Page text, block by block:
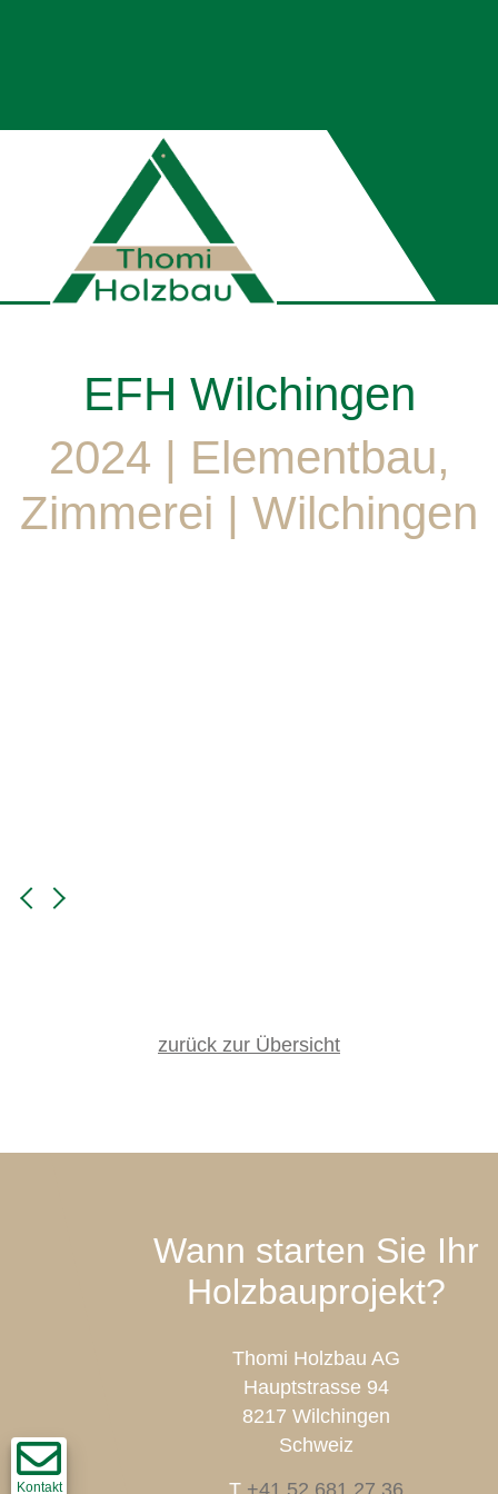
EFH Wilchingen
2024 | Elementbau,
Zimmerei | Wilchingen
zurück zur Übersicht
Kontakt
Wann starten Sie Ihr
Holzbauprojekt?
Thomi Holzbau AG
Hauptstrasse 94
8217 Wilchingen
Schweiz